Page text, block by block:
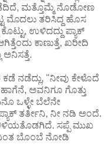
ಮತ್ತೊಮ್ಮೆ ನೊಡೋಣ
ಮೊದಲು ತರಿಸಿದ್ದ ಹೊಸ
ಉಳಿದದ್ದು ಪ್ಯಾಕ್
ಕಾಣುತ್ತೆ, ಖರೀದಿ
ನಡೆದ್ಲು, "ನೀವು ಕೇಳೊದೆ
ಅವನಿಗೂ ಗೊತ್ತು
ಒಳ್ಳೇ ಬೆಲೆನೇ
ತರ್ತೀನಿ, ನೀ ನಡಿ ಅಂದೆ.
ಸಪ್ಪೆ ಮುಖ
ನಿಂತ ಬೊಂಬೆ ನೋಡಿ